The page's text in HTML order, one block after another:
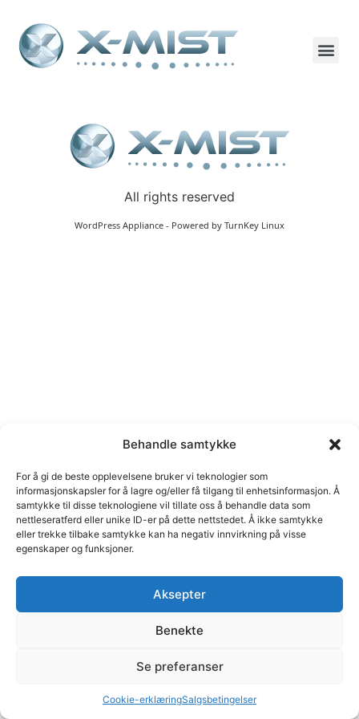
Behandle samtykke
For å gi de beste opplevelsene bruker vi teknologier som
informasjonskapsler for å lagre og/eller få tilgang til enhetsinformasjon. Å
samtykke til disse teknologiene vil tillate oss å behandle data som
nettleseratferd eller unike ID-er på dette nettstedet. Å ikke samtykke
eller trekke tilbake samtykke kan ha negativ innvirkning på visse
egenskaper og funksjoner.
Aksepter
Benekte
Se preferanser
Cookie-erklæringSalgsbetingelser
All rights reserved
WordPress Appliance - Powered by TurnKey Linux